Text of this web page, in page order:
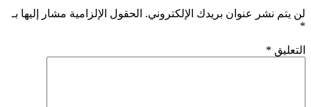
لن يتم نشر عنوان بريدك الإلكتروني. الحقول الإلزامية مشار إليها بـ
*
التعليق *